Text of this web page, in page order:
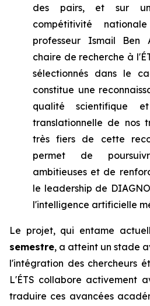
des pairs, et sur
compétitivité
professeur Ismail
chaire de recherche à
sélectionnés dans le
constitue une
qualité scientifique
translationnelle de nos
très fiers de cette
permet de
ambitieuses et de
le leadership de
l'intelligence artificielle
Le projet, qui entame
semestre, a atteint un stade
l'intégration des chercheurs
L'ÉTS collabore activement
traduire ces avancées